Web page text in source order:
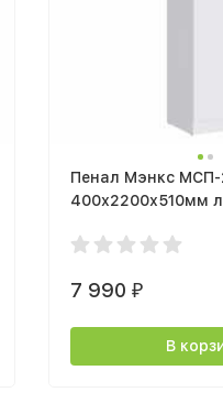
Пенал Мэнкс МСП-20
400х2200х510мм
7 990 ₽
В